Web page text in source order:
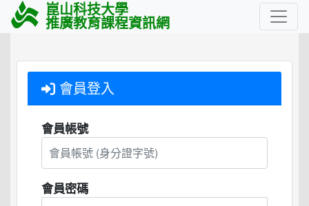
崑山科技大學
推廣教育課程資訊網
會員登入
會員帳號
會員密碼